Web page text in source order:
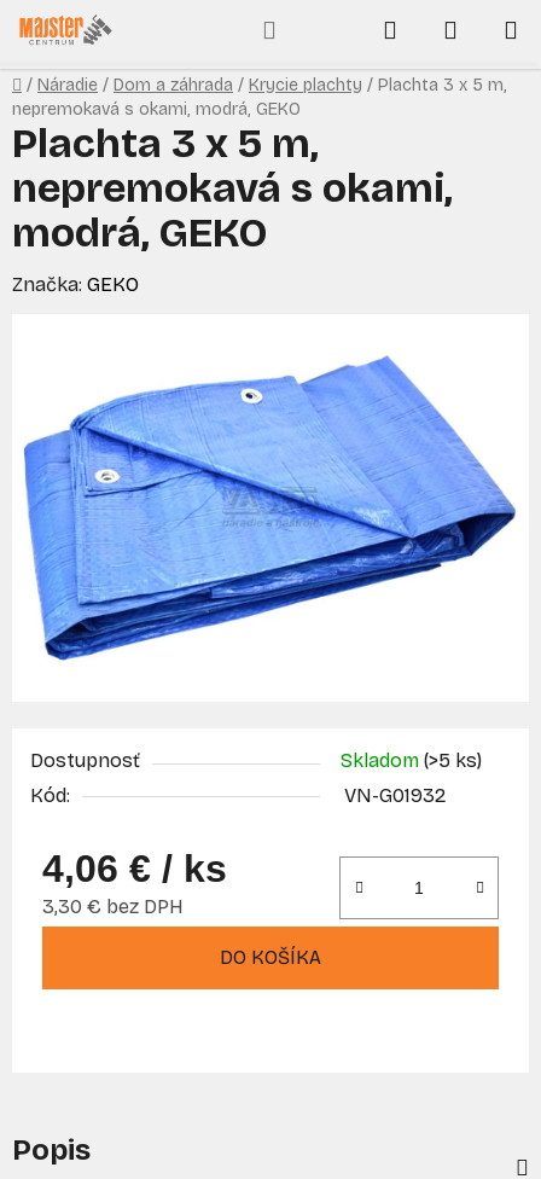
Prejsť
na
obsah
Hľadať
KOŠÍK
Domov
/ Náradie / Dom a záhrada / Krycie plachty / Plachta 3 x 5 m,
nepremokavá s okami, modrá, GEKO
Dostupnosť Skladom (>5 ks)
Kód:
VN-G01932
4,06 € / ks
3,30 € bez DPH
DO KOŠÍKA
Plachta 3 x 5 m,
nepremokavá s okami,
modrá, GEKO
Značka: GEKO
Popis